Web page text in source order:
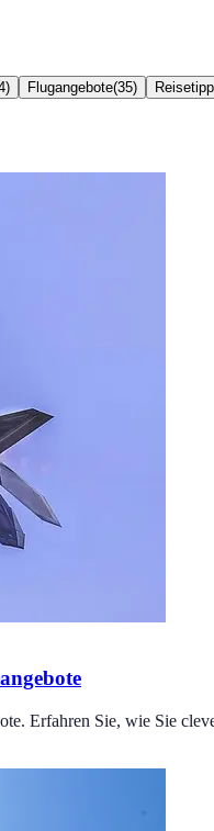
) Flugangebote(35)
Erfahren Sie, wie Sie